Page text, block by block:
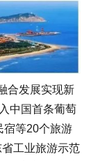
合发展实现新
中国首条葡萄
宿等20个旅游
工业旅游示范